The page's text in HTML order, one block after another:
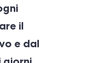
il
e dal